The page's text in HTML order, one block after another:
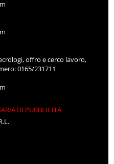
offro e cerco lavoro,
0165/231711